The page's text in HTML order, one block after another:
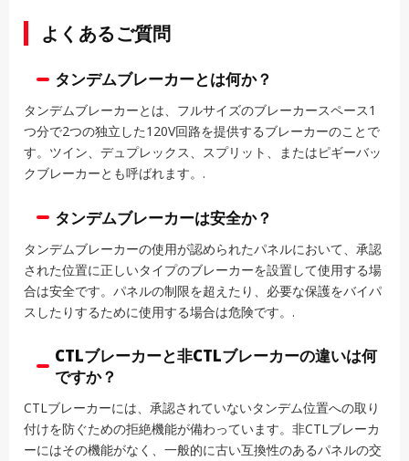
よくあるご質問
タンデムブレーカーとは何か？
タンデムブレーカーとは、フルサイズのブレーカースペース1
つ分で2つの独立した120V回路を提供するブレーカーのことで
す。ツイン、デュプレックス、スプリット、またはピギーバッ
クブレーカーとも呼ばれます。.
タンデムブレーカーは安全か？
タンデムブレーカーの使用が認められたパネルにおいて、承認
された位置に正しいタイプのブレーカーを設置して使用する場
合は安全です。パネルの制限を超えたり、必要な保護をバイパ
スしたりするために使用する場合は危険です。.
CTLブレーカーと非CTLブレーカーの違いは何
ですか？
CTLブレーカーには、承認されていないタンデム位置への取り
付けを防ぐための拒絶機能が備わっています。非CTLブレーカ
ーにはその機能がなく、一般的に古い互換性のあるパネルの交